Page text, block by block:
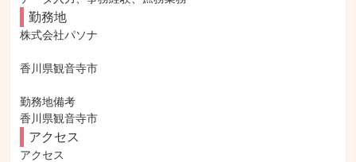
勤務地
株式会社パソナ
香川県観音寺市
勤務地備考
香川県観音寺市
アクセス
アクセス